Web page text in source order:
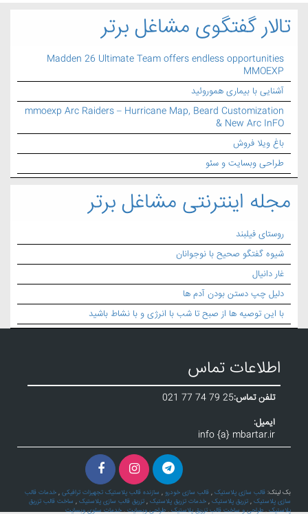
تالار گفتگوی مشاغل برتر
Madden 26 Ultimate Team offers endless opportunities
MMOEXP
آشنایی با بیماری هموروئید
mmoexp Arc Raiders – Hurricane Map, Beard Customization
& New Arc InFO
باغ ویلا فروش
طراحی وبسایت و سئو
مجله اینترنتی مشاغل برتر
روستای فیلبند
شیوه گفتگو صحیح با نوجوانان
غار دانیال
دلیل چپ دستن بودن آدم ها
با این توصیه ها از صبح تا شب با انرژی و با نشاط باشید
اطلاعات تماس
تلفن تماس:021 77 74 79 25
ایمیل:
info {a} mbartar.ir
بک لینک: قالب سازی پلاستیک , قالب سازی خودرو , سازنده قالب پلاستیک تجهیزات ترافیکی , خدمات قالب
سازی پلاستیک , تزریق پلاستیک , خدمات تزریق پلاستیک , تزریق قالب سازی پلاستیک , ساخت قالب تزریق
پلاستیک,طراحی و ساخت قالب تزریق پلاستیک,طراحی وبسایت,خدمات سئوی وبسایت